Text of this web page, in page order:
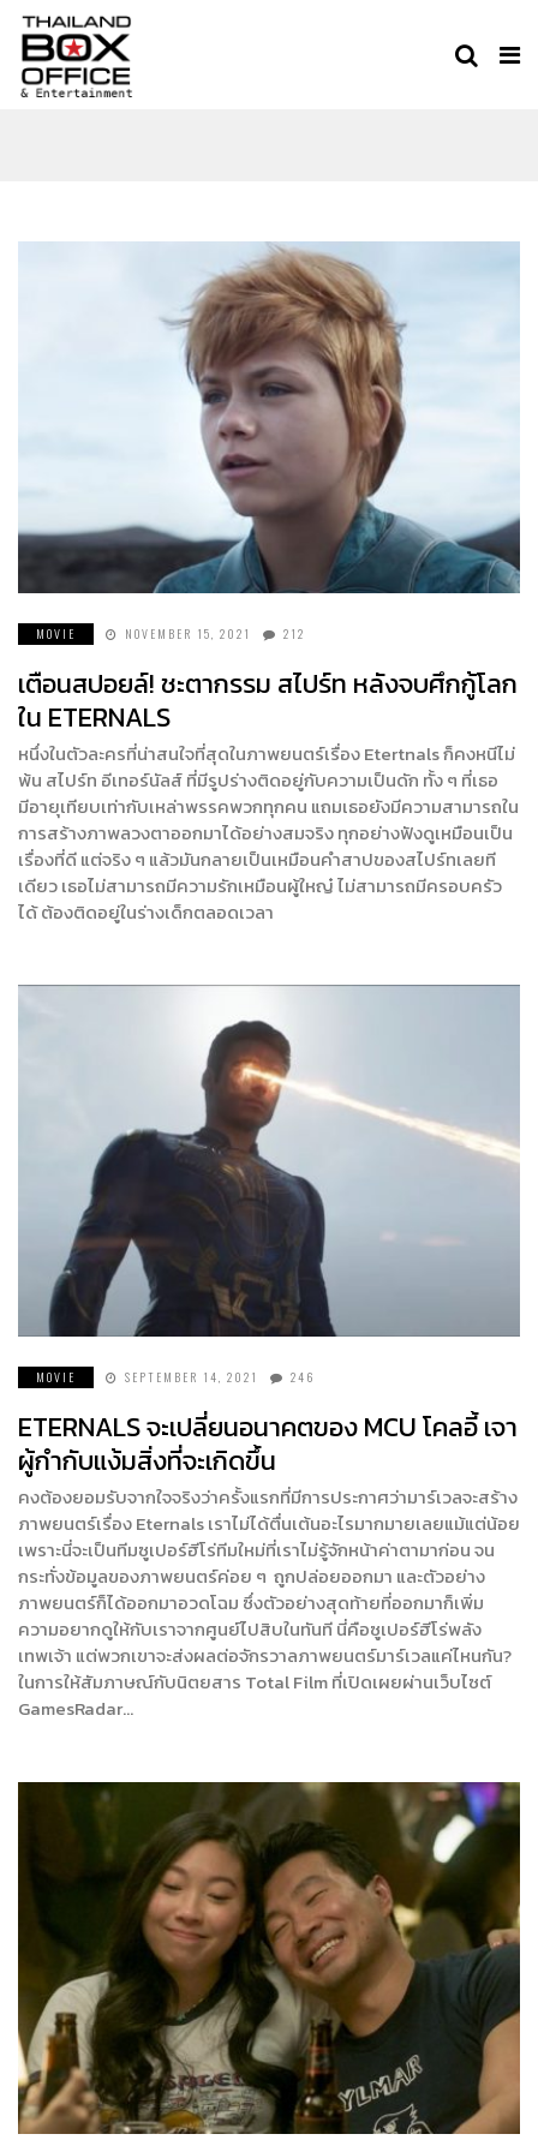
MOVIE NOVEMBER 15, 2021 212
เตือนสปอยล์! ชะตากรรม สไปร์ท หลังจบศึกกู้โลก
ใน ETERNALS
หนึ่งในตัวละครที่น่าสนใจที่สุดในภาพยนตร์เรื่อง Etertnals ก็คงหนีไม่
พ้น สไปร์ท อีเทอร์นัลส์ ที่มีรูปร่างติดอยู่กับความเป็นดัก ทั้ง ๆ ที่เธอ
มีอายุเทียบเท่ากับเหล่าพรรคพวกทุกคน แถมเธอยังมีความสามารถใน
การสร้างภาพลวงตาออกมาได้อย่างสมจริง ทุกอย่างฟังดูเหมือนเป็น
เรื่องที่ดี แต่จริง ๆ แล้วมันกลายเป็นเหมือนคำสาปของสไปร์ทเลยที
เดียว เธอไม่สามารถมีความรักเหมือนผู้ใหญ๋ ไม่สามารถมีครอบครัว
ได้ ต้องติดอยู่ในร่างเด็กตลอดเวลา
MOVIE SEPTEMBER 14, 2021 246
ETERNALS จะเปลี่ยนอนาคตของ MCU โคลอี้ เจา
ผู้กำกับแง้มสิ่งที่จะเกิดขึ้น
คงต้องยอมรับจากใจจริงว่าครั้งแรกที่มีการประกาศว่ามาร์เวลจะสร้าง
ภาพยนตร์เรื่อง Eternals เราไม่ได้ตื่นเต้นอะไรมากมายเลยแม้แต่น้อย
เพราะนี่จะเป็นทีมซูเปอร์ฮีโร่ทีมใหม่ที่เราไม่รู้จักหน้าค่าตามาก่อน จน
กระทั่งข้อมูลของภาพยนตร์ค่อย ๆ ถูกปล่อยออกมา และตัวอย่าง
ภาพยนตร์ก็ได้ออกมาอวดโฉม ซึ่งตัวอย่างสุดท้ายที่ออกมาก็เพิ่ม
ความอยากดูให้กับเราจากศูนย์ไปสิบในทันที นี่คือซูเปอร์ฮีโร่พลัง
เทพเจ้า แต่พวกเขาจะส่งผลต่อจักรวาลภาพยนตร์มาร์เวลแค่ไหนกัน?
ในการให้สัมภาษณ์กับนิตยสาร Total Film ที่เปิดเผยผ่านเว็บไซต์
GamesRadar…